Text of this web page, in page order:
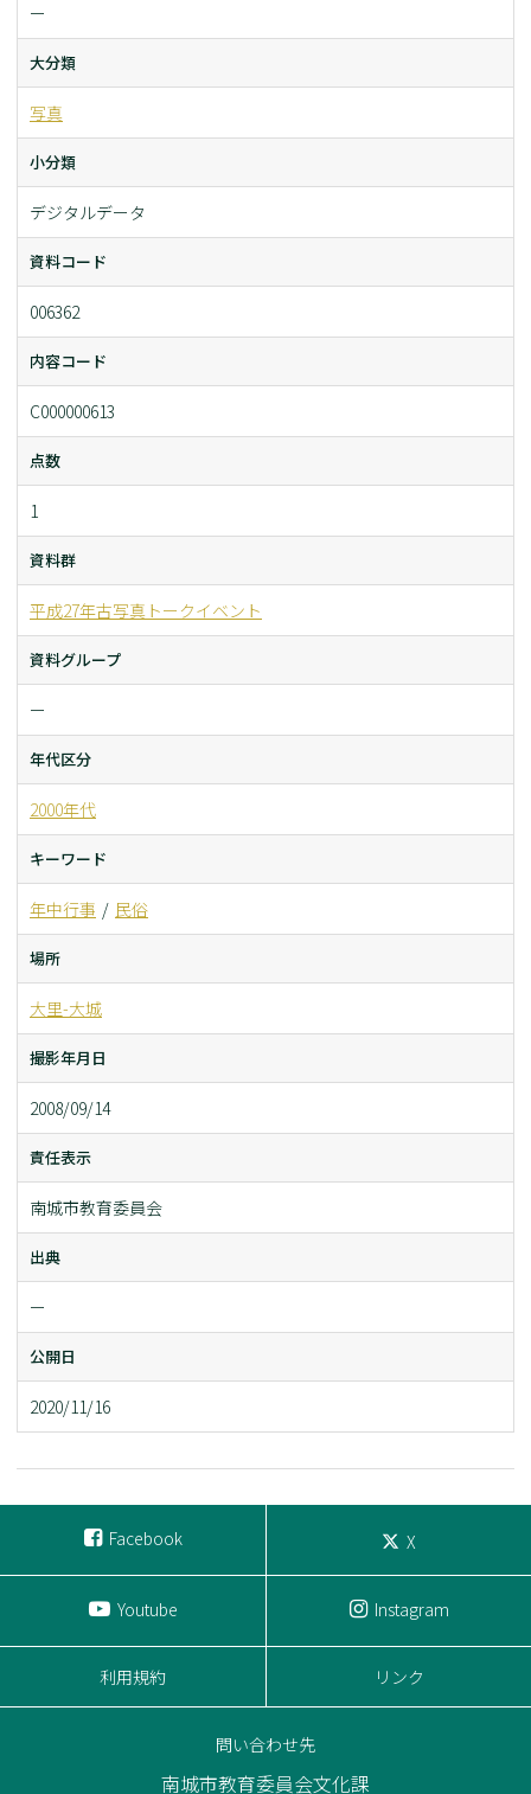
ー
大分類
写真
小分類
デジタルデータ
資料コード
006362
内容コード
C000000613
点数
1
資料群
平成27年古写真トークイベント
資料グループ
ー
年代区分
2000年代
キーワード
年中行事 民俗
場所
大里-大城
撮影年月日
2008/09/14
責任表示
南城市教育委員会
出典
ー
公開日
2020/11/16
Facebook X
Youtube Instagram
利用規約 リンク
問い合わせ先
南城市教育委員会文化課